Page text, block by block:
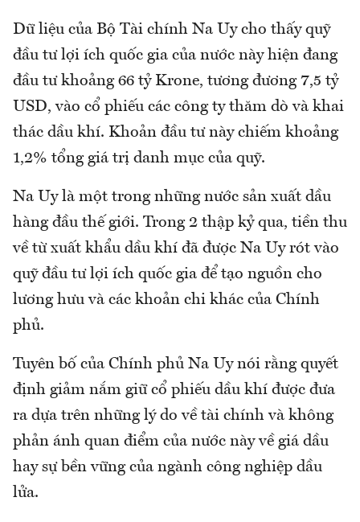
Dữ liệu của Bộ Tài chính Na Uy cho thấy quỹ
đầu tư lợi ích quốc gia của nước này hiện đang
đầu tư khoảng 66 tỷ Krone, tương đương 7,5 tỷ
USD, vào cổ phiếu các công ty thăm dò và khai
thác dầu khí. Khoản đầu tư này chiếm khoảng
1,2% tổng giá trị danh mục của quỹ.
Na Uy là một trong những nước sản xuất dầu
hàng đầu thế giới. Trong 2 thập kỷ qua, tiền thu
về từ xuất khẩu dầu khí đã được Na Uy rót vào
quỹ đầu tư lợi ích quốc gia để tạo nguồn cho
lương hưu và các khoản chi khác của Chính
phủ.
Tuyên bố của Chính phủ Na Uy nói rằng quyết
định giảm nắm giữ cổ phiếu dầu khí được đưa
ra dựa trên những lý do về tài chính và không
phản ánh quan điểm của nước này về giá dầu
hay sự bền vững của ngành công nghiệp dầu
lửa.